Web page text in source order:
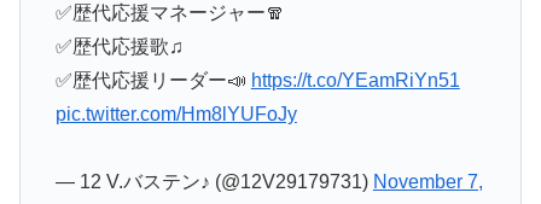
✅歴代応援マネージャー🧣
✅歴代応援歌♫
✅歴代応援リーダー📣 https://t.co/YEamRiYn51
pic.twitter.com/Hm8lYUFoJy
— 12 V.バステン♪ (@12V29179731) November 7,